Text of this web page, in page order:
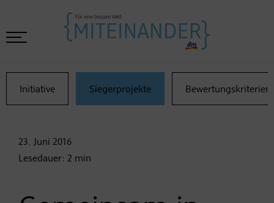
Initiative Siegerprojekte Bewertungskriterien
23. Juni 2016
Lesedauer: 2 min